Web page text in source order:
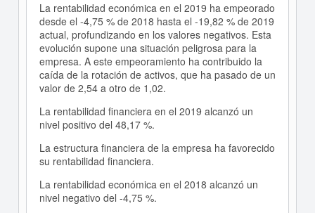
La rentabilidad económica en el 2019 ha empeorado
desde el -4,75 % de 2018 hasta el -19,82 % de 2019
actual, profundizando en los valores negativos. Esta
evolución supone una situación peligrosa para la
empresa. A este empeoramiento ha contribuido la
caída de la rotación de activos, que ha pasado de un
valor de 2,54 a otro de 1,02.
La rentabilidad financiera en el 2019 alcanzó un
nivel positivo del 48,17 %.
La estructura financiera de la empresa ha favorecido
su rentabilidad financiera.
La rentabilidad económica en el 2018 alcanzó un
nivel negativo del -4,75 %.